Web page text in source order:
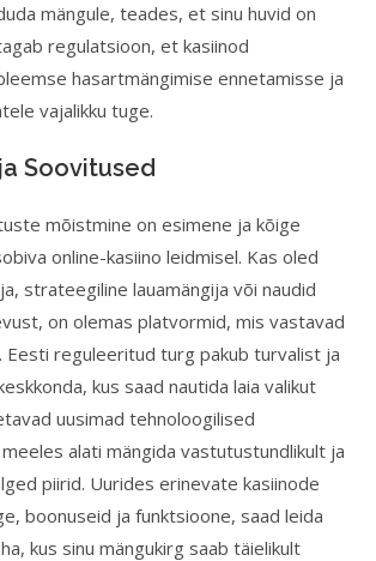
mängule, teades, et sinu huvid on
regulatsioon, et kasiinod
hasartmängimise ennetamisse ja
vajalikku tuge.
Soovitused
mõistmine on esimene ja kõige
online-kasiino leidmisel. Kas oled
strateegiline lauamängija või naudid
on olemas platvormid, mis vastavad
Eesti reguleeritud turg pakub turvalist ja
kus saad nautida laia valikut
uusimad tehnoloogilised
alati mängida vastutustundlikult ja
piirid. Uurides erinevate kasiinode
boonuseid ja funktsioone, saad leida
kus sinu mängukirg saab täielikult